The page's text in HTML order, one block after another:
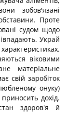
зобов'язані
Проте
судом щодо
Украй
віковими
матеріальне
свій заробіток
онуку)
дохід.
здоров'я й